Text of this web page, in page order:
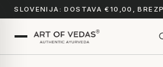
SLOVENIJA: DOSTAVA €10,00,